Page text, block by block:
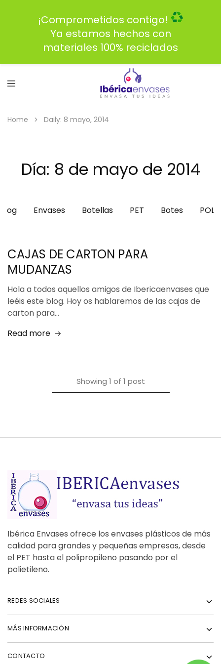
Home Daily: 8 mayo, 2014
Día: 8 de mayo de 2014
Blog Envases Botellas PET Botes
CAJAS DE CARTON PARA
MUDANZAS
Hola a todos aquellos amigos de Ibericaenvases que
leéis este blog. Hoy os hablaremos de las cajas de
carton para…
Read more
Showing 1 of 1 post
Ibérica Envases ofrece los envases plásticos de más
calidad para grandes y pequeñas empresas, desde
el PET hasta el polipropileno pasando por el
polietileno.
REDES SOCIALES
MÁS INFORMACIÓN
CONTACTO
¡Comprometidos contigo!
Ya estamos hechos con
materiales 100% reciclados